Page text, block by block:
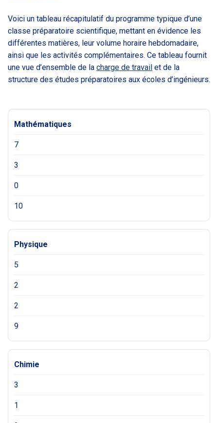
Voici un tableau récapitulatif du programme typique d’une
classe préparatoire scientifique, mettant en évidence les
différentes matières, leur volume horaire hebdomadaire,
ainsi que les activités complémentaires. Ce tableau fournit
une vue d’ensemble de la charge de travail et de la
structure des études préparatoires aux écoles d’ingénieurs.
Mathématiques
7
3
0
10
Physique
5
2
2
9
Chimie
3
1